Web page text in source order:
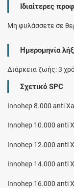
Ιδιαίτερες
Μη φυλάσσετε σε
Ημερομηνία
Διάρκεια ζωής: 3
Σχετικό SPC
Innohep 8.000 anti
Innohep 10.000 anti
Innohep 12.000 anti
Innohep 14.000 anti
Innohep 16.000 anti